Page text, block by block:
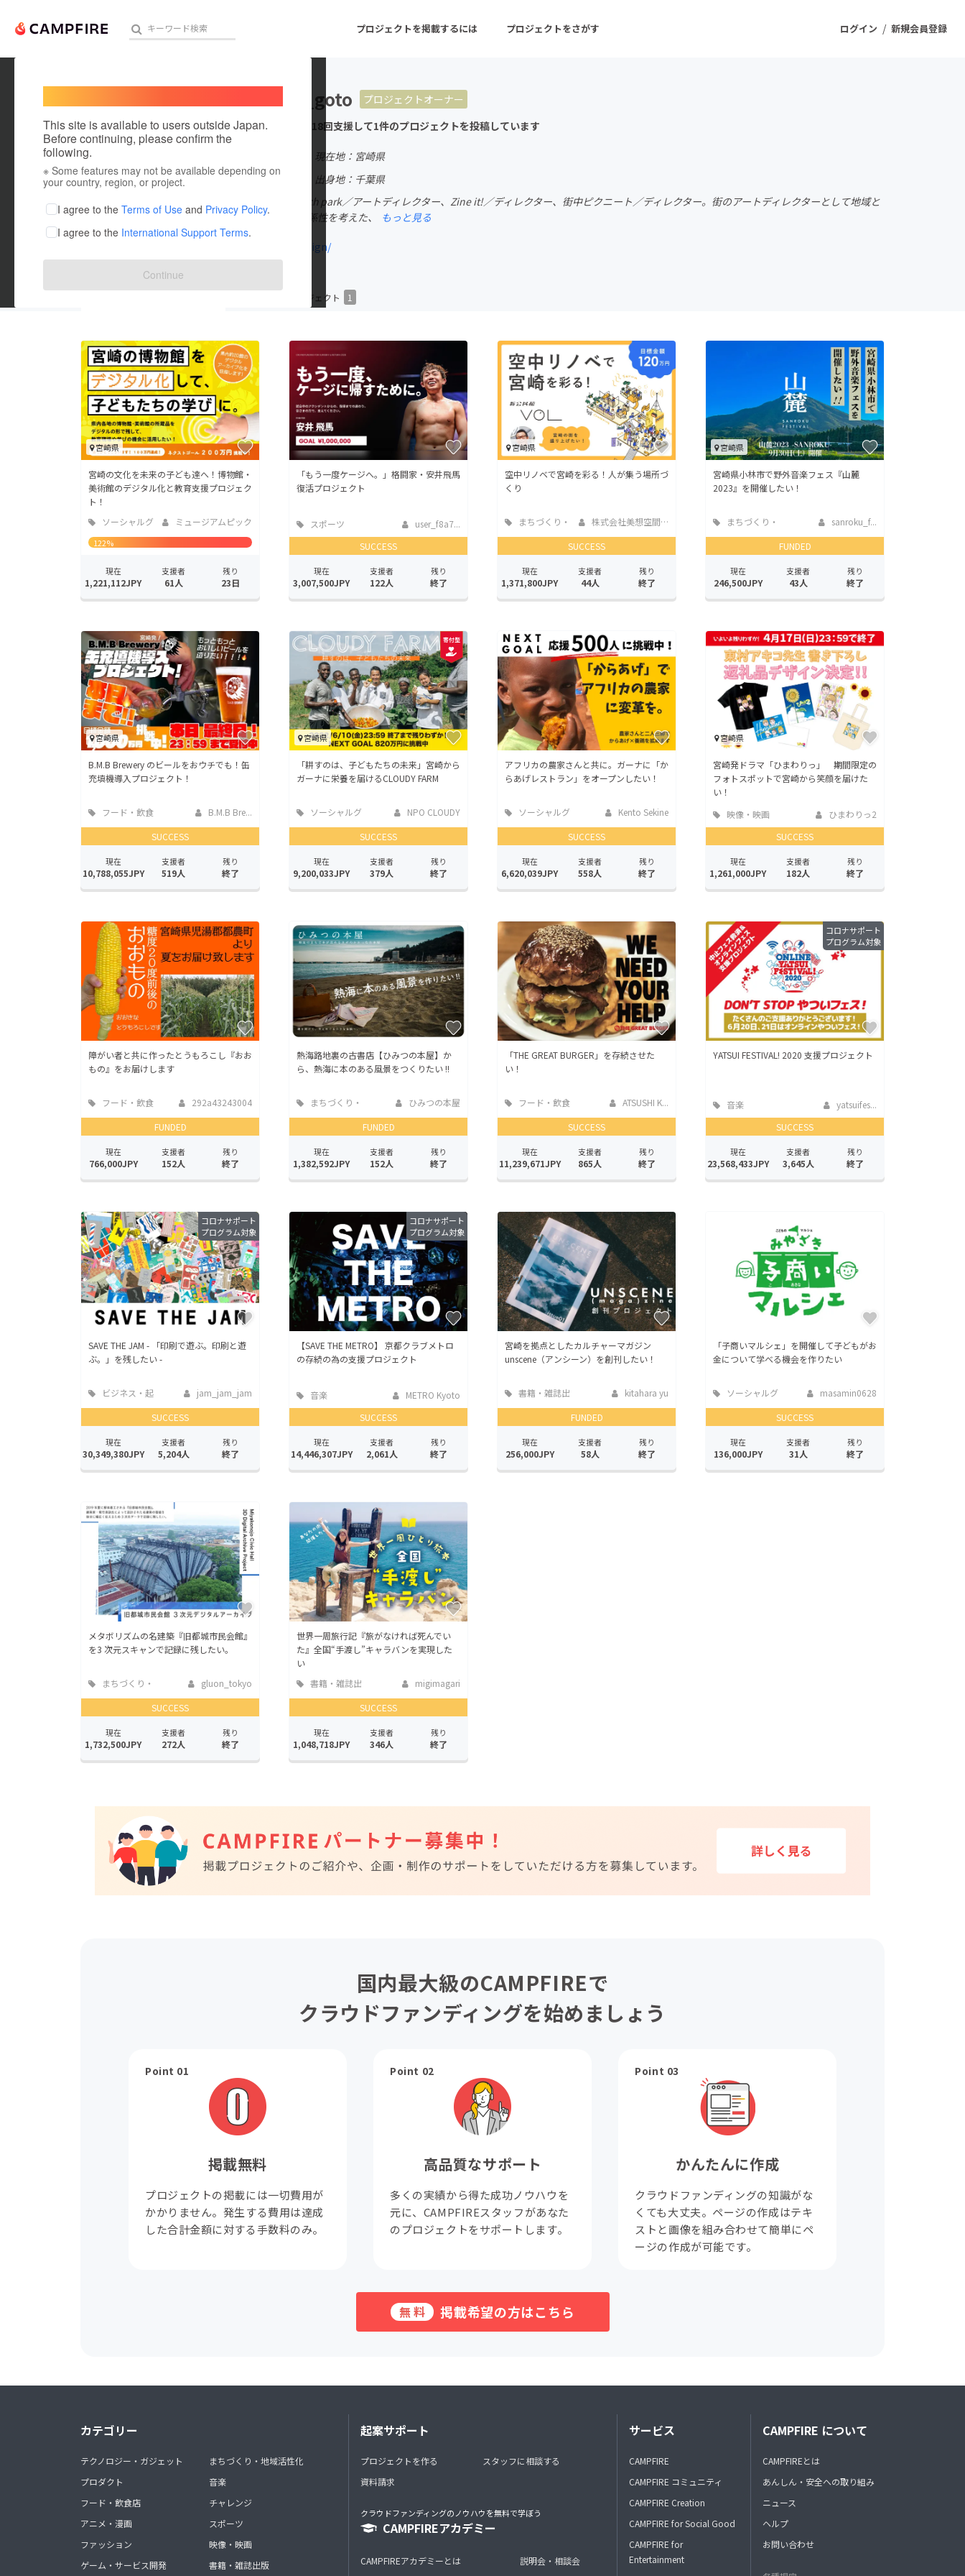
ログイン / 新規会員登録
プロジェクトを掲載するには プロジェクトをさがす
人気のプロジェクト 注目のリターン 注目の新着プロジェクト 募集終了が近いプロジェクト
アート・写真 音楽
テクノロジー・ガジェット
ゲーム・サービス開発 フード・飲食店
ファッション
映像・映画
ビジネス・起業
まちづくり・地域活性化
CAMPFIRE for Social Good
CAMPFIRE Creation
CAMPFIREふるさと納税
machi-ya コミュニティ
This site is available to users outside Japan.
Before continuing, please confirm the
following.
※ Some features may not be available depending on
your country, region, or project.
I agree to the Terms of Use and Privacy Policy.
I agree to the International Support Terms.
Continue
osamu_goto
プロジェクトオーナー
これまでに18回支援して1件のプロジェクトを投稿しています
現在地：宮崎県
出身国：日本
出身地：千葉県
aoshima beach park／アートディレクター、Zine it!／ディレクター、街中ピクニート／ディレクター。街のアートディレクターとして地域と
デザインの関係性を考えた、
もっと見る
canek.design/
プロジェクト 1
宮崎県
宮崎の文化を未来の子ども達へ！博物館・
美術館のデジタル化と教育支援プロジェク
ト！
ソーシャルグ
ッド
ミュージアムピック
122%
現在
1,221,112JPY
支援者
61人
残り
23日
「もう一度ケージへ。」格闘家・安井飛馬
復活プロジェクト
スポーツ
user_f8a7...
SUCCESS
現在
3,007,500JPY
支援者
122人
残り
終了
宮崎県
空中リノベで宮崎を彩る！人が集う場所づ
くり
まちづくり・
地域活性化
株式会社美想空間 ...
SUCCESS
現在
1,371,800JPY
支援者
44人
残り
終了
宮崎県
宮崎県小林市で野外音楽フェス『山麓
2023』を開催したい！
まちづくり・
地域活性化
sanroku_f...
FUNDED
現在
246,500JPY
支援者
43人
残り
終了
宮崎県
B.M.B Brewery のビールをおウチでも！缶
充填機導入プロジェクト！
フード・飲食
店
B.M.B Bre...
SUCCESS
現在
10,788,055JPY
支援者
519人
残り
終了
宮崎県
「耕すのは、子どもたちの未来」宮崎から
ガーナに栄養を届けるCLOUDY FARM
ソーシャルグ
ッド
NPO CLOUDY
SUCCESS
現在
9,200,033JPY
支援者
379人
残り
終了
アフリカの農家さんと共に。ガーナに「か
らあげレストラン」をオープンしたい！
ソーシャルグ
ッド
Kento Sekine
SUCCESS
現在
6,620,039JPY
支援者
558人
残り
終了
宮崎県
宮崎発ドラマ「ひまわりっ」 期間限定の
フォトスポットで宮崎から笑顔を届けた
い！
映像・映画
ひまわりっ2
SUCCESS
現在
1,261,000JPY
支援者
182人
残り
終了
障がい者と共に作ったとうもろこし『おお
もの』をお届けします
フード・飲食
店
292a43243004
FUNDED
現在
766,000JPY
支援者
152人
残り
終了
熱海路地裏の古書店【ひみつの本屋】か
ら、熱海に本のある風景をつくりたい !!
まちづくり・
地域活性化
ひみつの本屋
FUNDED
現在
1,382,592JPY
支援者
152人
残り
終了
「THE GREAT BURGER」を存続させた
い！
フード・飲食
店
ATSUSHI K...
SUCCESS
現在
11,239,671JPY
支援者
865人
残り
終了
コロナサポート
プログラム対象
YATSUI FESTIVAL! 2020 支援プロジェクト
音楽
yatsuifes...
SUCCESS
現在
23,568,433JPY
支援者
3,645人
残り
終了
コロナサポート
プログラム対象
SAVE THE JAM - 「印刷で遊ぶ。印刷と遊
ぶ。」を残したい -
ビジネス・起
業
jam_jam_jam
SUCCESS
現在
30,349,380JPY
支援者
5,204人
残り
終了
コロナサポート
プログラム対象
【SAVE THE METRO】 京都クラブメトロ
の存続の為の支援プロジェクト
音楽
METRO Kyoto
SUCCESS
現在
14,446,307JPY
支援者
2,061人
残り
終了
宮崎を拠点としたカルチャーマガジン
unscene（アンシーン）を創刊したい！
書籍・雑誌出
版
kitahara yu
FUNDED
現在
256,000JPY
支援者
58人
残り
終了
「子商いマルシェ」を開催して子どもがお
金について学べる機会を作りたい
ソーシャルグ
ッド
masamin0628
SUCCESS
現在
136,000JPY
支援者
31人
残り
終了
メタボリズムの名建築『旧都城市民会館』
を3 次元スキャンで記録に残したい。
まちづくり・
地域活性化
gluon_tokyo
SUCCESS
現在
1,732,500JPY
支援者
272人
残り
終了
世界一周旅行記『旅がなければ死んでい
た』全国“手渡し”キャラバンを実現した
い
書籍・雑誌出
版
migimagari
SUCCESS
現在
1,048,718JPY
支援者
346人
残り
終了
国内最大級のCAMPFIREで
クラウドファンディングを始めましょう
Point 01
掲載無料
プロジェクトの掲載には一切費用が
かかりません。発生する費用は達成
した合計金額に対する手数料のみ。
Point 02
高品質なサポート
多くの実績から得た成功ノウハウを
元に、CAMPFIREスタッフがあなた
のプロジェクトをサポートします。
Point 03
かんたんに作成
クラウドファンディングの知識がな
くても大丈夫。ページの作成はテキ
ストと画像を組み合わせて簡単にペ
ージの作成が可能です。
無料 掲載希望の方はこちら
カテゴリー
テクノロジー・ガジェット
プロダクト
フード・飲食店
アニメ・漫画
ファッション
ゲーム・サービス開発
まちづくり・地域活性化
音楽
チャレンジ
スポーツ
映像・映画
書籍・雑誌出版
起案サポート
プロジェクトを作る
資料請求
スタッフに相談する
クラウドファンディングのノウハウを無料で学ぼう
CAMPFIREアカデミー
CAMPFIREアカデミーとは
説明会・相談会
サービス
CAMPFIRE
CAMPFIRE コミュニティ
CAMPFIRE Creation
CAMPFIRE for Social Good
CAMPFIRE for
Entertainment
CAMPFIRE について
CAMPFIREとは
あんしん・安全への取り組み
ニュース
ヘルプ
お問い合わせ